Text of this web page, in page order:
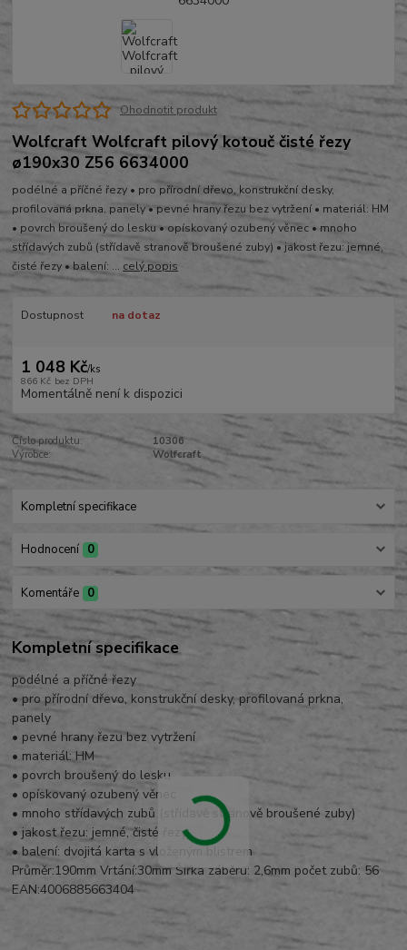
Ohodnotit produkt
Wolfcraft Wolfcraft pilový kotouč čisté řezy
ø190x30 Z56 6634000
podélné a příčné řezy • pro přírodní dřevo, konstrukční desky,
profilovaná prkna, panely • pevné hrany řezu bez vytržení • materiál: HM
• povrch broušený do lesku • opískovaný ozubený věnec • mnoho
střídavých zubů (střídavě stranově broušené zuby) • jakost řezu: jemné,
čisté řezy • balení: ... celý popis
Dostupnost na dotaz
1 048 Kč/ks
866 Kč bez DPH
Momentálně není k dispozici
Číslo produktu:
10306
Výrobce:
Wolfcraft
Kompletní specifikace
Hodnocení 0
Komentáře 0
Kompletní specifikace
podélné a příčné řezy
• pro přírodní dřevo, konstrukční desky, profilovaná prkna,
panely
• pevné hrany řezu bez vytržení
• materiál: HM
• povrch broušený do lesku
• opískovaný ozubený věnec
• mnoho střídavých zubů (střídavě stranově broušené zuby)
• jakost řezu: jemné, čisté řezy
• balení: dvojitá karta s vloženým blistrem
Průměr:190mm Vrtání:30mm Šířka záběru: 2,6mm počet zubů: 56
EAN:4006885663404